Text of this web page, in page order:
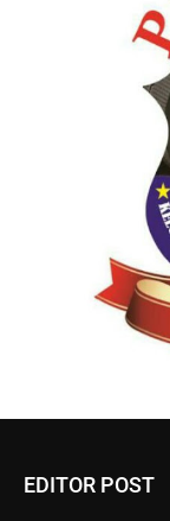
EDITOR POST